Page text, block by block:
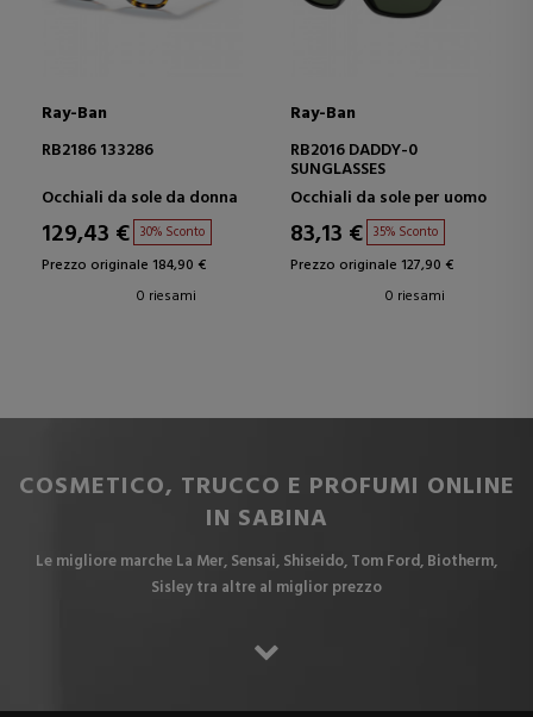
Ray-Ban
RB2186 133286
Occhiali da sole da donna
129,43 € 30% Sconto
Prezzo originale 184,90 €
0 riesami
Ray-Ban
RB2016 DADDY-0
SUNGLASSES
Occhiali da sole per uomo
83,13 € 35% Sconto
Prezzo originale 127,90 €
0 riesami
COSMETICO, TRUCCO E PROFUMI ONLINE
IN SABINA
Le migliore marche La Mer, Sensai, Shiseido, Tom Ford, Biotherm,
Sisley tra altre al miglior prezzo